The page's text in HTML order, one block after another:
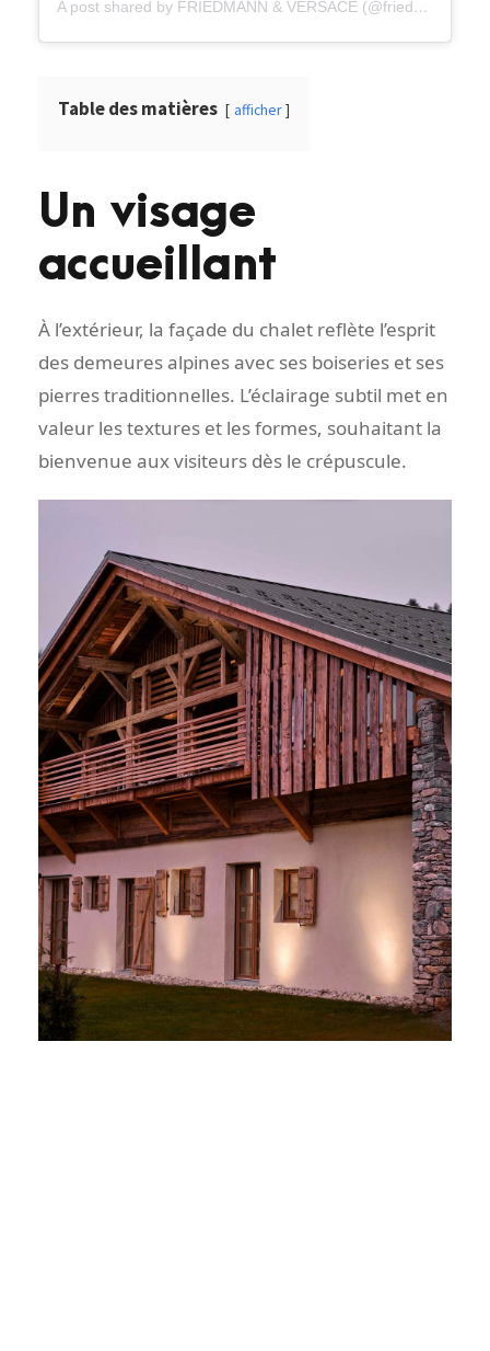
A post shared by FRIEDMANN & VERSACE (@friedmann.versace)
Table des matières afficher
Un visage
accueillant
À l’extérieur, la façade du chalet reflète l’esprit
des demeures alpines avec ses boiseries et ses
pierres traditionnelles. L’éclairage subtil met en
valeur les textures et les formes, souhaitant la
bienvenue aux visiteurs dès le crépuscule.